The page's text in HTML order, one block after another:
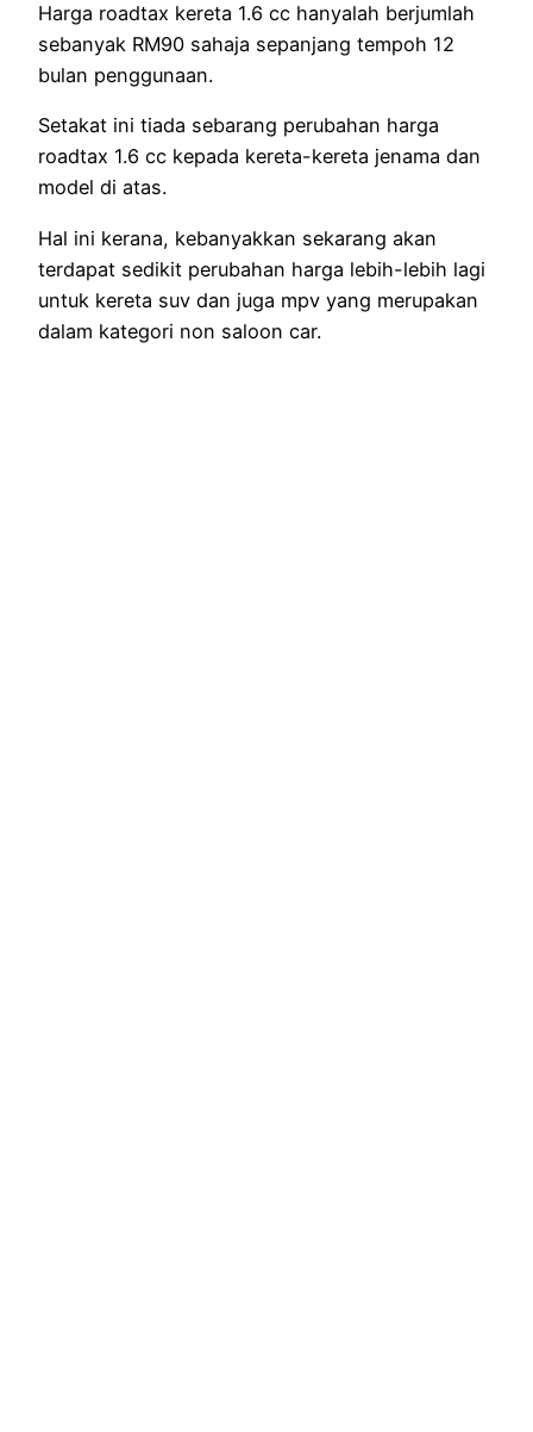
Harga roadtax kereta 1.6 cc hanyalah berjumlah
sebanyak RM90 sahaja sepanjang tempoh 12
bulan penggunaan.
Setakat ini tiada sebarang perubahan harga
roadtax 1.6 cc kepada kereta-kereta jenama dan
model di atas.
Hal ini kerana, kebanyakkan sekarang akan
terdapat sedikit perubahan harga lebih-lebih lagi
untuk kereta suv dan juga mpv yang merupakan
dalam kategori non saloon car.